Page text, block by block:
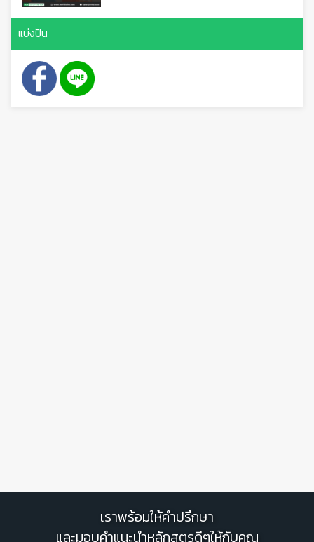
แบ่งปัน
เราพร้อมให้คำปรึกษา
และมอบคำแนะนำหลักสูตรดีๆให้กับคุณ